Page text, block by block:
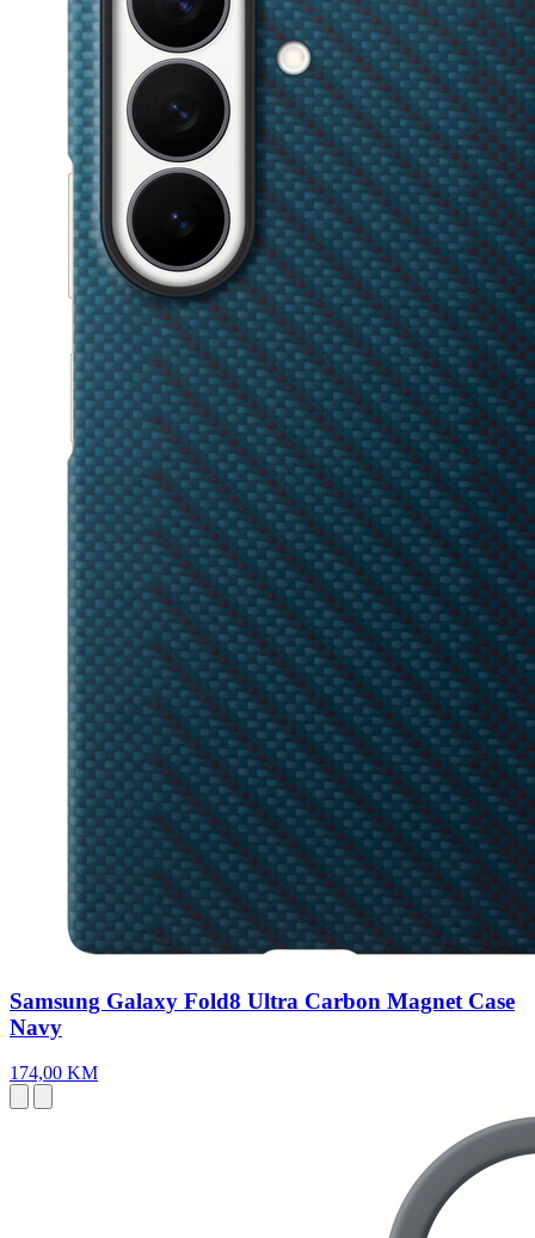
Samsung Galaxy Fold8 Ultra Carbon Magnet Case
Navy
174,00 KM